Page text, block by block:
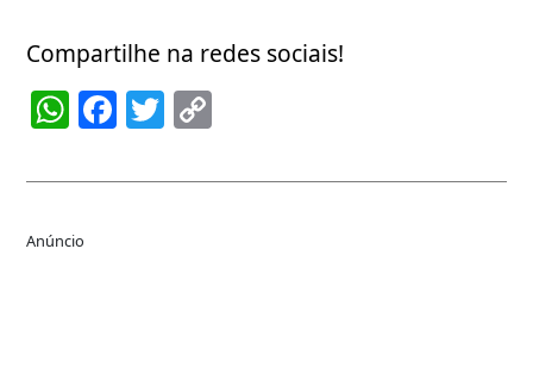
Compartilhe na redes sociais!
WhatsApp
Facebook
Twitter
Anúncio